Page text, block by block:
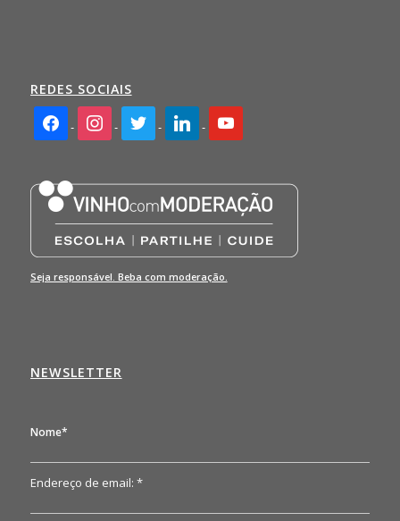
REDES SOCIAIS
facebook2instagramtwitter linkedin youtube
Seja responsável. Beba com moderação.
NEWSLETTER
Nome*
Endereço de email: *